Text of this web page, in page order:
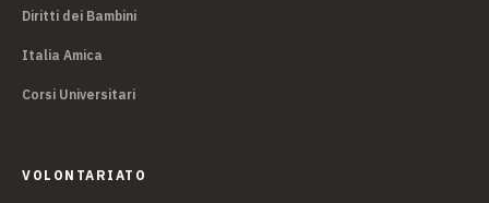
Diritti dei Bambini
Italia Amica
Corsi Universitari
VOLONTARIATO